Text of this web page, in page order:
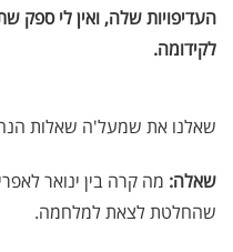
העדיפויות שלה, ואין לי
לקידומה.
שאלנו את שמעל'ה שאלות
שאלה: מה קרה בין ינואר
שהחלטת לצאת למלחמה.